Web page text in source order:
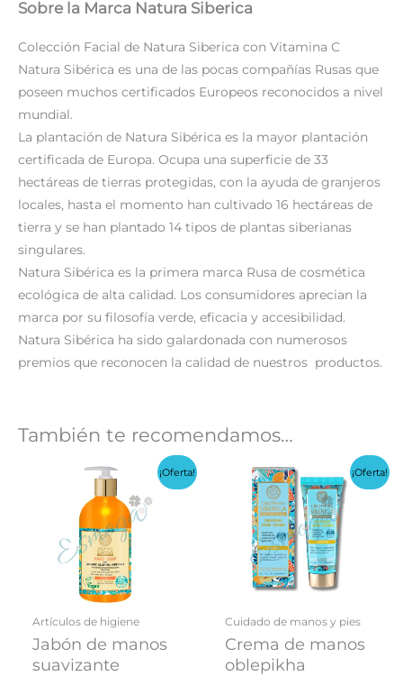
Sobre la Marca Natura Siberica
Colección Facial de Natura Siberica con Vitamina C
Natura Sibérica es una de las pocas compañías Rusas que
poseen muchos certificados Europeos reconocidos a nivel
mundial.
La plantación de Natura Sibérica es la mayor plantación
certificada de Europa. Ocupa una superficie de 33
hectáreas de tierras protegidas, con la ayuda de granjeros
locales, hasta el momento han cultivado 16 hectáreas de
tierra y se han plantado 14 tipos de plantas siberianas
singulares.
Natura Sibérica es la primera marca Rusa de cosmética
ecológica de alta calidad. Los consumidores aprecian la
marca por su filosofía verde, eficacia y accesibilidad.
Natura Sibérica ha sido galardonada con numerosos
premios que reconocen la calidad de nuestros productos.
También te recomendamos…
¡Oferta!
Artículos de higiene
Jabón de manos
suavizante
¡Oferta!
Cuidado de manos y pies
Crema de manos
oblepikha